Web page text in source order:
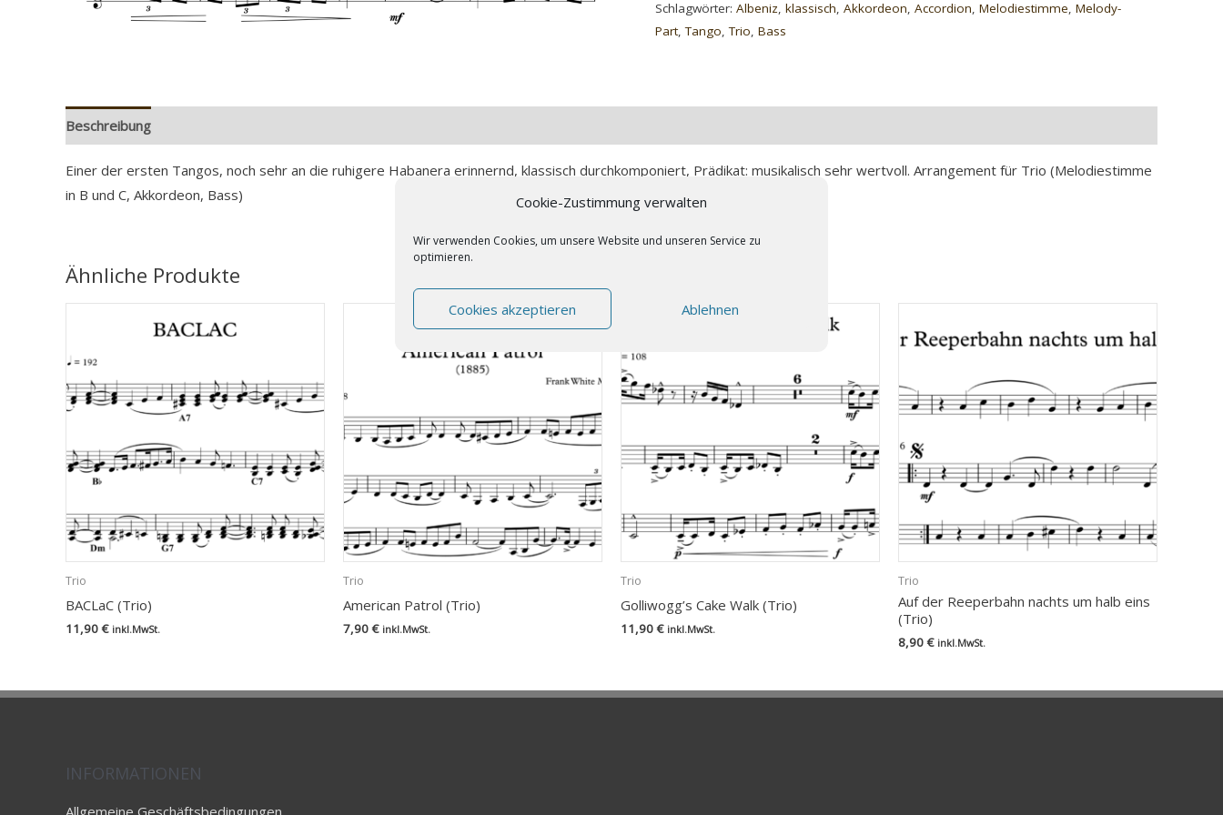
Cookie-Zustimmung verwalten
Wir verwenden Cookies, um unsere Website und unseren Service zu
optimieren.
Cookies akzeptieren Ablehnen
zu
(Trio)
Menge
Schlagwörter: Albeniz klassisch Akkordeon Accordion Melodiestimme Melody-
Part ,Tango ,Trio Bass
Beschreibung
Einer der ersten Tangos, noch sehr an die ruhigere Habanera erinnernd, klassisch durchkomponiert, Prädikat: musikalisch sehr wertvoll. Arrangement für Trio (Melodiestimme
in B und C, Akkordeon, Bass)
Ähnliche Produkte
Trio
BACLaC (Trio)
11,90€ inkl.MwSt.
Trio
American Patrol (Trio)
7,90€ inkl.MwSt.
Trio
Golliwogg’s Cake Walk (Trio)
11,90€ inkl.MwSt.
Trio
Auf der Reeperbahn nachts um halb eins
(Trio)
8,90€ inkl.MwSt.
INFORMATIONEN